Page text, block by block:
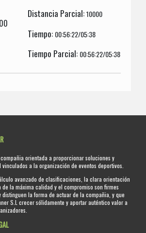
Distancia Parcial:10000
Tiempo: 00:56:22/05:38
Tiempo Parcial: 00:56:22/05:38
orientada a proporcionar soluciones y
a la organización de eventos deportivos.
avanzado de clasificaciones, la clara orientación
la máxima calidad y el compromiso son firmes
la forma de actuar de la compañia, y que
S.L crecer sólidamente y aportar auténtico valor a